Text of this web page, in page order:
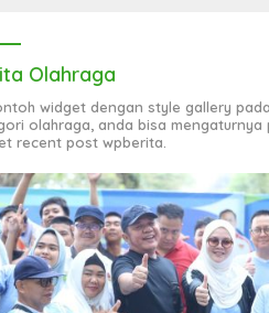
Olahraga
widget dengan style gallery pada
olahraga, anda bisa mengaturnya
recent post wpberita.